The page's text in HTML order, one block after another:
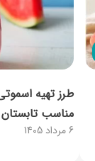
6 مرداد 1405
طرز تهیه
مناسب تابستان